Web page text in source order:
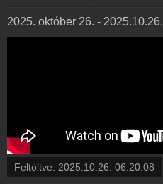
2025. október 26. - 2025.10.26.
Feltöltve: 2025.10.26. 06:20:08